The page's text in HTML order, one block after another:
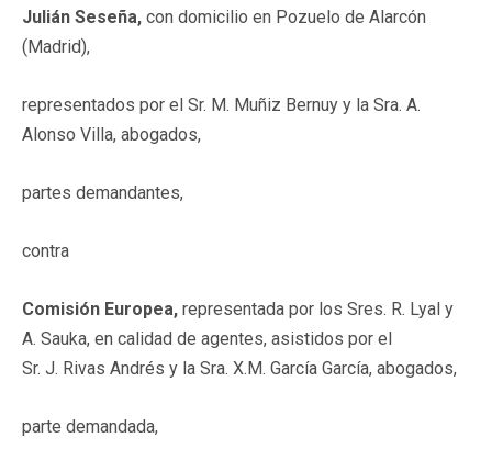
Julián Seseña, con domicilio en Pozuelo de Alarcón
(Madrid),
representados por el Sr. M. Muñiz Bernuy y la Sra. A.
Alonso Villa, abogados,
partes demandantes,
contra
Comisión Europea, representada por los Sres. R. Lyal y
A. Sauka, en calidad de agentes, asistidos por el
Sr. J. Rivas Andrés y la Sra. X.M. García García, abogados,
parte demandada,